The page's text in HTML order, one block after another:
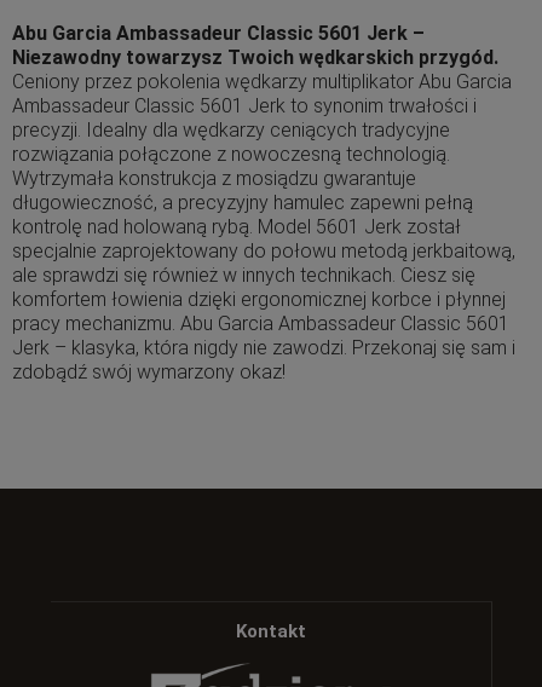
Abu Garcia Ambassadeur Classic 5601 Jerk –
Niezawodny towarzysz Twoich wędkarskich przygód.
Ceniony przez pokolenia wędkarzy multiplikator Abu Garcia
Ambassadeur Classic 5601 Jerk to synonim trwałości i
precyzji. Idealny dla wędkarzy ceniących tradycyjne
rozwiązania połączone z nowoczesną technologią.
Wytrzymała konstrukcja z mosiądzu gwarantuje
długowieczność, a precyzyjny hamulec zapewni pełną
kontrolę nad holowaną rybą. Model 5601 Jerk został
specjalnie zaprojektowany do połowu metodą jerkbaitową,
ale sprawdzi się również w innych technikach. Ciesz się
komfortem łowienia dzięki ergonomicznej korbce i płynnej
pracy mechanizmu. Abu Garcia Ambassadeur Classic 5601
Jerk – klasyka, która nigdy nie zawodzi. Przekonaj się sam i
zdobądź swój wymarzony okaz!
Kontakt